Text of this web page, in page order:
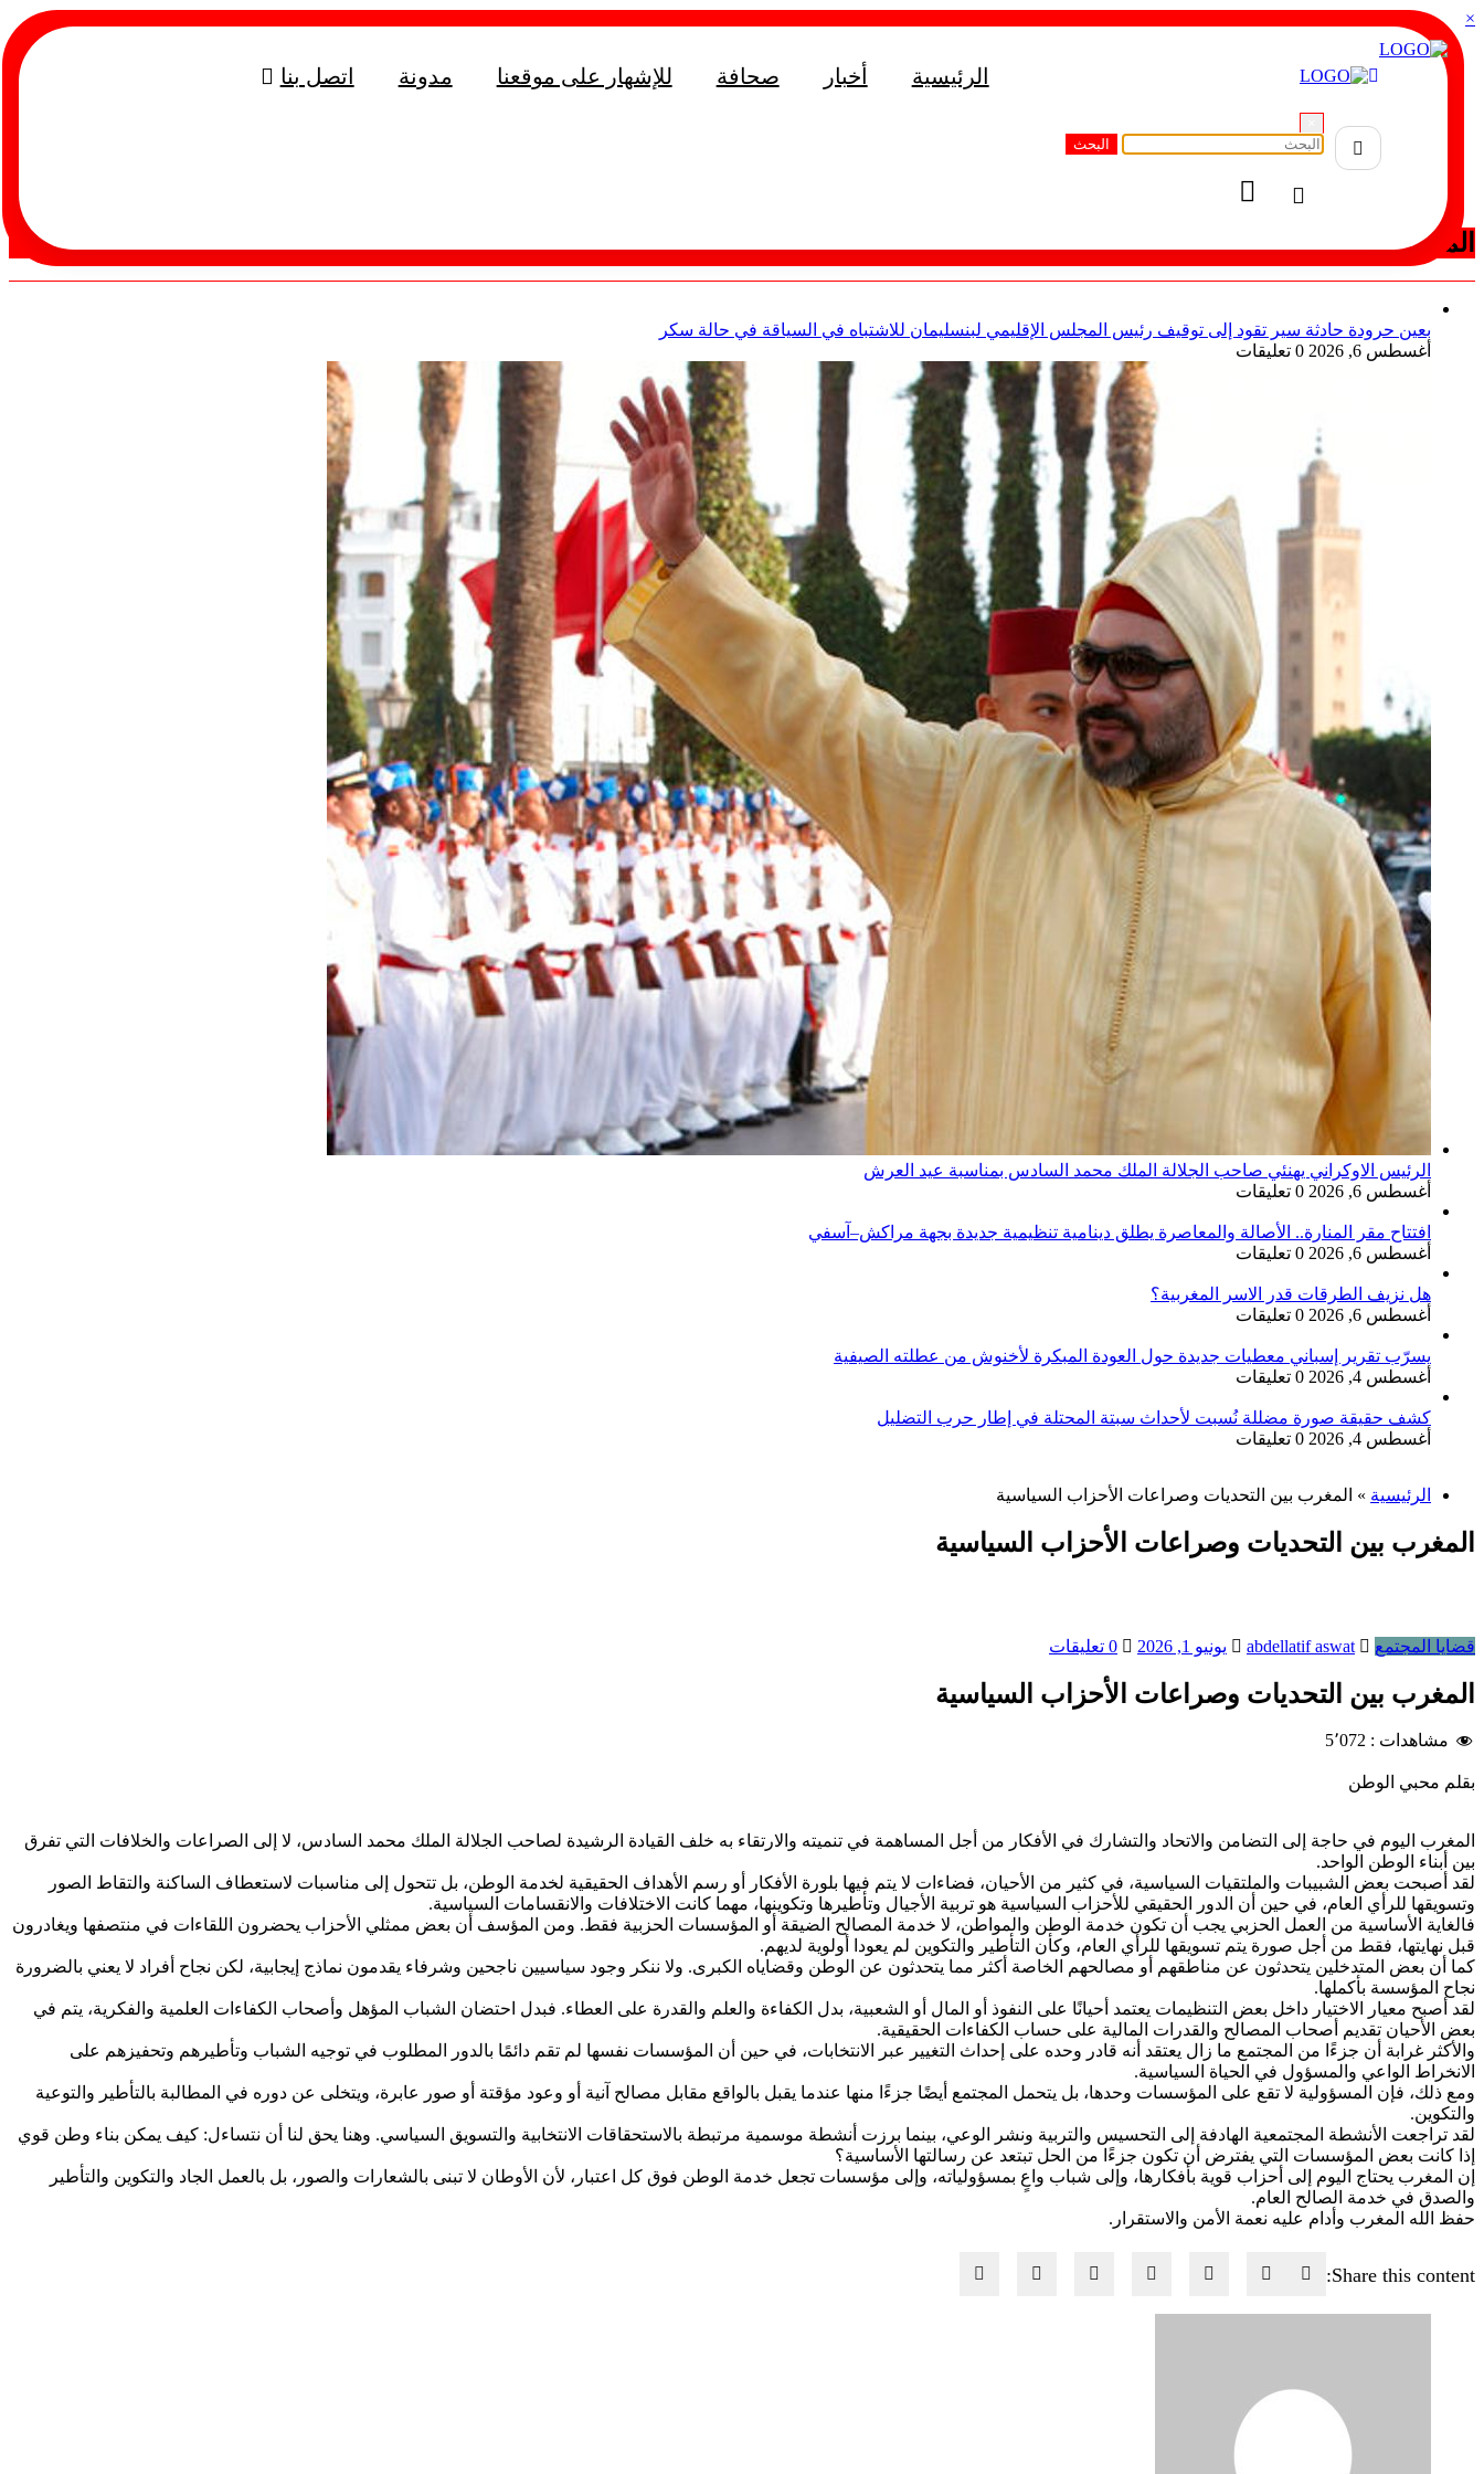
التجاوز
إلى
المحتوى
الرئيسية أخبار صحافة للإشهار على موقعنا مدونة اتصل بنا
×
ASWATE Followers
ASWATE
ASWATE
ASWATE
المنشورات المميزة
بعين حرودة حادثة سير تقود إلى توقيف رئيس المجلس الإقليمي لبنسليمان للاشتباه في السياقة في حالة سكر
أغسطس 6, 2026
0 تعليقات
الرئيس الاوكراني يهنئي صاحب الجلالة الملك محمد السادس بمناسبة عيد العرش
أغسطس 6, 2026
0 تعليقات
افتتاح مقر المنارة.. الأصالة والمعاصرة يطلق دينامية تنظيمية جديدة بجهة مراكش–آسفي
أغسطس 6, 2026
0 تعليقات
هل نزيف الطرقات قدر الاسر المغربية؟
أغسطس 6, 2026
0 تعليقات
يسرّب تقرير إسباني معطيات جديدة حول العودة المبكرة لأخنوش من عطلته الصيفية
أغسطس 4, 2026
0 تعليقات
كشف حقيقة صورة مضللة نُسبت لأحداث سبتة المحتلة في إطار حرب التضليل
أغسطس 4, 2026
0 تعليقات
الرئيسية » المغرب بين التحديات وصراعات الأحزاب السياسية
المغرب بين التحديات وصراعات الأحزاب السياسية
قضايا المجتمع abdellatif aswat يونيو 1, 2026 0 تعليقات
المغرب بين التحديات وصراعات الأحزاب السياسية
مشاهدات : 5٬072
بقلم محبي الوطن
المغرب اليوم في حاجة إلى التضامن والاتحاد والتشارك في الأفكار من أجل المساهمة في تنميته والارتقاء به خلف القيادة الرشيدة لصاحب الجلالة الملك محمد السادس، لا إلى الصراعات والخلافات التي تفرق
بين أبناء الوطن الواحد.
لقد أصبحت بعض الشبيبات والملتقيات السياسية، في كثير من الأحيان، فضاءات لا يتم فيها بلورة الأفكار أو رسم الأهداف الحقيقية لخدمة الوطن، بل تتحول إلى مناسبات لاستعطاف الساكنة والتقاط الصور
وتسويقها للرأي العام، في حين أن الدور الحقيقي للأحزاب السياسية هو تربية الأجيال وتأطيرها وتكوينها، مهما كانت الاختلافات والانقسامات السياسية.
فالغاية الأساسية من العمل الحزبي يجب أن تكون خدمة الوطن والمواطن، لا خدمة المصالح الضيقة أو المؤسسات الحزبية فقط. ومن المؤسف أن بعض ممثلي الأحزاب يحضرون اللقاءات في منتصفها ويغادرون
قبل نهايتها، فقط من أجل صورة يتم تسويقها للرأي العام، وكأن التأطير والتكوين لم يعودا أولوية لديهم.
كما أن بعض المتدخلين يتحدثون عن مناطقهم أو مصالحهم الخاصة أكثر مما يتحدثون عن الوطن وقضاياه الكبرى. ولا ننكر وجود سياسيين ناجحين وشرفاء يقدمون نماذج إيجابية، لكن نجاح أفراد لا يعني بالضرورة
نجاح المؤسسة بأكملها.
لقد أصبح معيار الاختيار داخل بعض التنظيمات يعتمد أحيانًا على النفوذ أو المال أو الشعبية، بدل الكفاءة والعلم والقدرة على العطاء. فبدل احتضان الشباب المؤهل وأصحاب الكفاءات العلمية والفكرية، يتم في
بعض الأحيان تقديم أصحاب المصالح والقدرات المالية على حساب الكفاءات الحقيقية.
والأكثر غرابة أن جزءًا من المجتمع ما زال يعتقد أنه قادر وحده على إحداث التغيير عبر الانتخابات، في حين أن المؤسسات نفسها لم تقم دائمًا بالدور المطلوب في توجيه الشباب وتأطيرهم وتحفيزهم على
الانخراط الواعي والمسؤول في الحياة السياسية.
ومع ذلك، فإن المسؤولية لا تقع على المؤسسات وحدها، بل يتحمل المجتمع أيضًا جزءًا منها عندما يقبل بالواقع مقابل مصالح آنية أو وعود مؤقتة أو صور عابرة، ويتخلى عن دوره في المطالبة بالتأطير والتوعية
والتكوين.
لقد تراجعت الأنشطة المجتمعية الهادفة إلى التحسيس والتربية ونشر الوعي، بينما برزت أنشطة موسمية مرتبطة بالاستحقاقات الانتخابية والتسويق السياسي. وهنا يحق لنا أن نتساءل: كيف يمكن بناء وطن قوي
إذا كانت بعض المؤسسات التي يفترض أن تكون جزءًا من الحل تبتعد عن رسالتها الأساسية؟
إن المغرب يحتاج اليوم إلى أحزاب قوية بأفكارها، وإلى شباب واعٍ بمسؤولياته، وإلى مؤسسات تجعل خدمة الوطن فوق كل اعتبار، لأن الأوطان لا تبنى بالشعارات والصور، بل بالعمل الجاد والتكوين والتأطير
والصدق في خدمة الصالح العام.
حفظ الله المغرب وأدام عليه نعمة الأمن والاستقرار.
Share this content: